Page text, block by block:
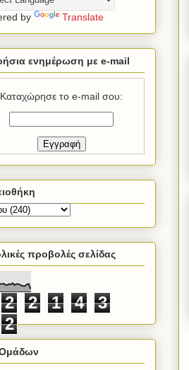
by Translate
ενημέρωση με e-mail
Καταχώρησε το e-mail σου:
προβολές σελίδας
2 2 1 4
3
2